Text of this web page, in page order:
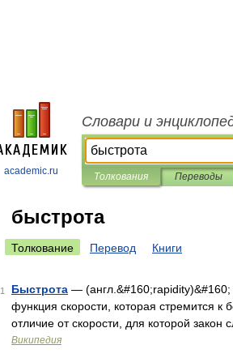
academic.ru
Словари и
Толкования Переводы
быстрота
Толкование Перевод Книги
1 Быстрота — (англ.&#160;rapidity)&#160;
функция скорости, которая стремится к
отличие от скорости, для которой
Википедия